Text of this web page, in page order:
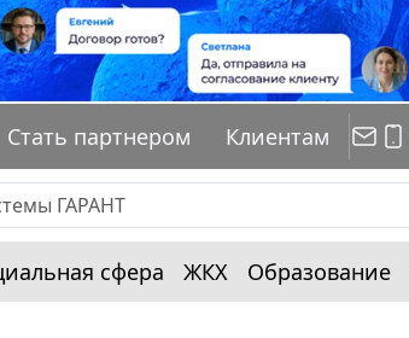
Стать партнером Клиентам
сфера ЖКХ Образование